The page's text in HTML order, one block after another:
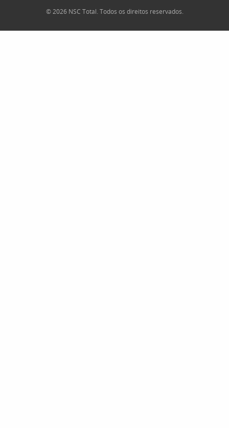
© 2026 NSC Total. Todos os direitos reservados.